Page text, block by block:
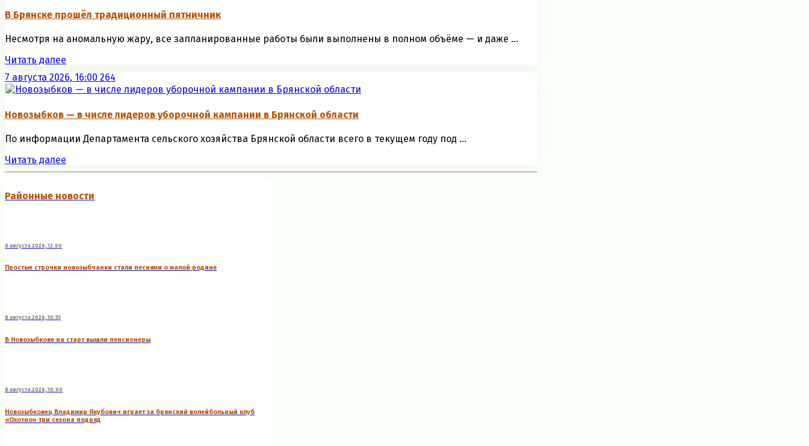
В Брянске прошёл традиционный пятничник
Несмотря на аномальную жару, все запланированные работы были выполнены в полном объёме — и даже ...
Читать далее
7 августа 2026, 16:00 264
Новозыбков — в числе лидеров уборочной кампании в Брянской области
По информации Департамента сельского хозяйства Брянской области всего в текущем году под ...
Читать далее
Районные новости
8 августа 2026, 12:00
Простые строчки новозыбчанки стали песнями о малой родине
8 августа 2026, 10:51
В Новозыбкове на старт вышли пенсионеры
8 августа 2026, 10:00
Новозыбковец Владимир Якубович играет за брянский волейбольный клуб
«Охотно» три сезона подряд